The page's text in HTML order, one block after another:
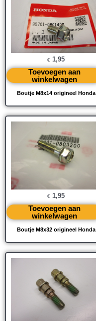
Boutje M8x14 origineel Honda
€ 1,95
Toevoegen aan
winkelwagen
Boutje M8x32 origineel Honda
€ 1,95
Toevoegen aan
winkelwagen